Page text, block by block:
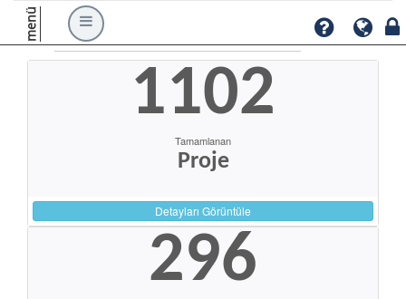
menü
1102
Tamamlanan
Proje
Detayları Görüntüle
296